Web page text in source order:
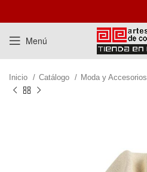
Menú
Inicio Catálogo Moda y Accesorios